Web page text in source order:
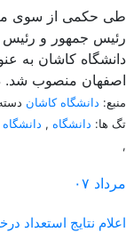
طی حکمی از سوی
رئیس جمهور و رئیس
دانشگاه کاشان به
اصفهان منصوب شد.
منبع: دانشگاه کاشان
تگ ها: دانشگاه ,
,
۰۷ مرداد
اعلام نتایج استعداد